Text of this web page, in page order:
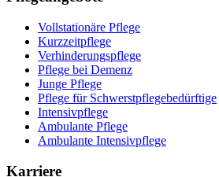
Vollstationäre Pflege
Kurzzeitpflege
Verhinderungspflege
Pflege bei Demenz
Junge Pflege
Pflege für Schwerstpflegebedürftige
Intensivpflege
Ambulante Pflege
Ambulante Intensivpflege
Karriere